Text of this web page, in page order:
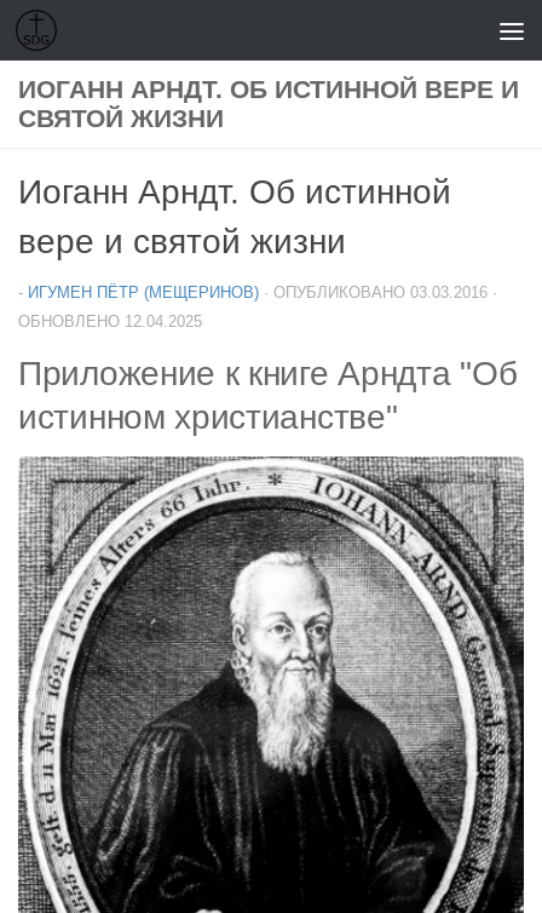
Перейти к содержимому
ИОГАНН АРНДТ. ОБ ИСТИННОЙ ВЕРЕ И
СВЯТОЙ ЖИЗНИ
Иоганн Арндт. Об истинной
вере и святой жизни
- ИГУМЕН ПЁТР (МЕЩЕРИНОВ) · ОПУБЛИКОВАНО 03.03.2016 ·
ОБНОВЛЕНО 12.04.2025
Приложение к книге Арндта "Об
истинном христианстве"